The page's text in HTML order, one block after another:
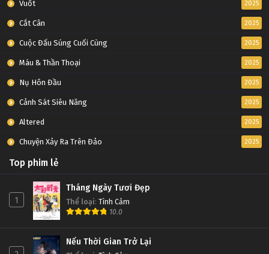
Vuốt 2025
Cắt Cân 2025
Cuộc Đấu Súng Cuối Cùng 2025
Máu & Thần Thoại 2025
Nụ Hôn Đầu 2025
Cảnh Sát Siêu Năng 2025
Altered 2025
Chuyện Xảy Ra Trên Đảo 2025
Top phim lẻ
1
Tháng Ngày Tươi Đẹp
Thể loại: Tình Cảm
10.0
Nếu Thời Gian Trở Lại